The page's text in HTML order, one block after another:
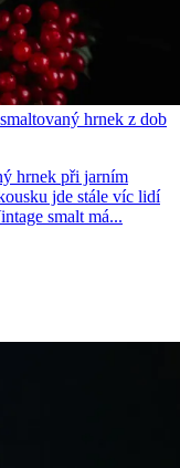
hrnek z dob
hrnek při jarním
jde stále víc lidí
smalt má...